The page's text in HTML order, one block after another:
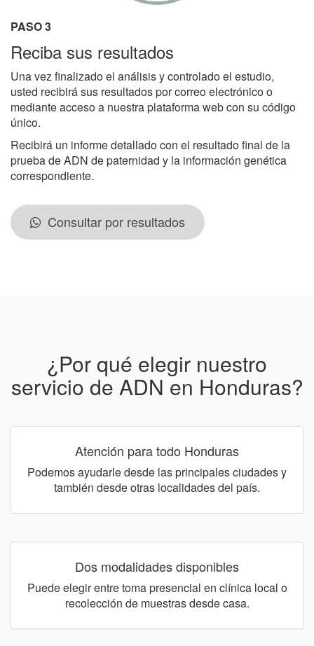
PASO 3
Reciba sus resultados
Una vez finalizado el análisis y controlado el estudio,
usted recibirá sus resultados por correo electrónico o
mediante acceso a nuestra plataforma web con su código
único.
Recibirá un informe detallado con el resultado final de la
prueba de ADN de paternidad y la información genética
correspondiente.
Consultar por resultados
¿Por qué elegir nuestro
servicio de ADN en Honduras?
Atención para todo Honduras
Podemos ayudarle desde las principales ciudades y
también desde otras localidades del país.
Dos modalidades disponibles
Puede elegir entre toma presencial en clínica local o
recolección de muestras desde casa.